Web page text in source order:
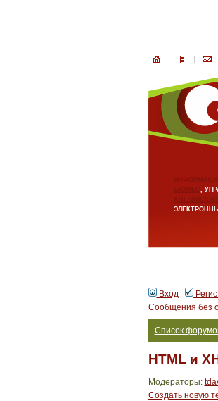
БИЗНЕС,
Вход
Сообщения без
Список
HTML и
Модераторы:
Создать новую